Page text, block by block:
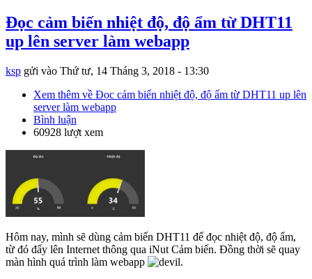
Đọc cảm biến nhiệt độ, độ ẩm từ DHT11
up lên server làm webapp
ksp gửi vào Thứ tư, 14 Tháng 3, 2018 - 13:30
Xem thêm về Đọc cảm biến nhiệt độ, độ ẩm từ DHT11 up lên
server làm webapp
Bình luận
60928 lượt xem
Hôm nay, mình sẽ dùng cảm biến DHT11 để đọc nhiệt độ, độ ẩm,
từ đó đẩy lên Internet thông qua iNut Cảm biến. Đồng thời sẽ quay
màn hình quá trình làm webapp
.